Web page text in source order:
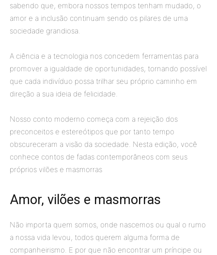
sabendo que, embora nossos tempos tenham mudado, o
amor e a inclusão continuam sendo os pilares de uma
sociedade grandiosa.
A ciência e a tecnologia nos concedem ferramentas para
promover a igualdade de oportunidades, tornando possível
que cada indivíduo possa trilhar seu próprio caminho em
direção a sua ideia de felicidade.
Nosso conto moderno começa com a rejeição dos
preconceitos e estereótipos que por tanto tempo
obscureceram a visão da sociedade. Nesta edição, você
conhece contos de fadas contemporâneos com seus
próprios vilões e masmorras
Amor, vilões e masmorras
Não importa quem somos, onde nascemos ou qual o rumo
a nossa vida levou, todos querem alguma forma de
companheirismo. E por que não encontrar um príncipe ou